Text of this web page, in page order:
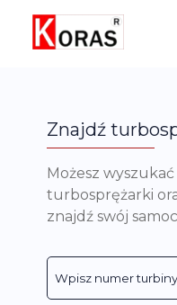
Znajdź
Możesz
turbosprężarki
znajdź swój